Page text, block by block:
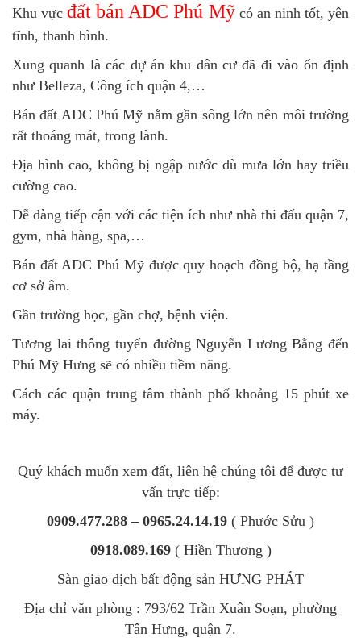
Khu vựcđất bán ADC Phú Mỹcó an ninh tốt, yên
tĩnh, thanh bình.
Xung quanh là các dự án khu dân cư đã đi vào ổn định
như Belleza, Công ích quận 4,…
Bán đất ADC Phú Mỹ nằm gần sông lớn nên môi trường
rất thoáng mát, trong lành.
Địa hình cao, không bị ngập nước dù mưa lớn hay triều
cường cao.
Dễ dàng tiếp cận với các tiện ích như nhà thi đấu quận 7,
gym, nhà hàng, spa,…
Bán đất ADC Phú Mỹ được quy hoạch đồng bộ, hạ tầng
cơ sở âm.
Gần trường học, gần chợ, bệnh viện.
Tương lai thông tuyến đường Nguyễn Lương Bằng đến
Phú Mỹ Hưng sẽ có nhiều tiềm năng.
Cách các quận trung tâm thành phố khoảng 15 phút xe
máy.
Quý khách muốn xem đất, liên hệ chúng tôi để được tư
vấn trực tiếp:
0909.477.288 – 0965.24.14.19 ( Phước Sửu )
0918.089.169( Hiền Thương )
Sàn giao dịch bất động sản HƯNG PHÁT
Địa chỉ văn phòng : 793/62 Trần Xuân Soạn, phường
Tân Hưng, quận 7.